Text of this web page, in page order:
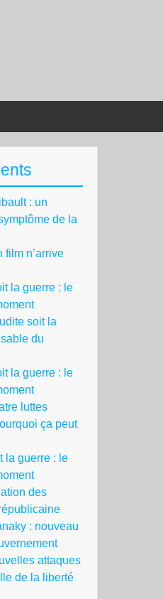
: un
de la
film n’arrive
la guerre : le
soit la
du
la guerre : le
luttes
ça peut
la guerre : le
des
: nouveau
attaques
de la liberté